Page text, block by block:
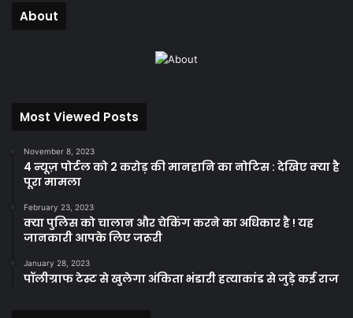
About
Most Viewed Posts
November 8, 2023
4 न्यूज़ पोर्टल को 2 करोड़ की मानहानि का नोटिस : देखिए क्या है
पूरा मामला
February 23, 2023
क्या पुलिस को चालान और चेकिंग करने का अधिकार है ! यह
जानकारी आपके लिए जरूरी
January 28, 2023
पॉलीग्राफ टेस्ट से खुलेगा अंकिता भंडारी हत्याकांड से जुड़े कई राज